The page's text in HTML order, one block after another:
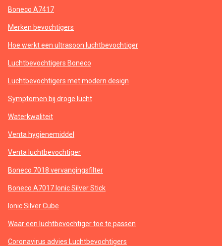
Boneco A7417
Merken bevochtigers
Hoe werkt een ultrasoon luchtbevochtiger
Luchtbevochtigers Boneco
Luchtbevochtigers met modern design
Symptomen bij droge lucht
Waterkwaliteit
Venta hygienemiddel
Venta luchtbevochtiger
Boneco 7018 vervangingsfilter
Boneco A7017 Ionic Silver Stick
Ionic Silver Cube
Waar een luchtbevochtiger toe te passen
Coronavirus advies Luchtbevochtigers